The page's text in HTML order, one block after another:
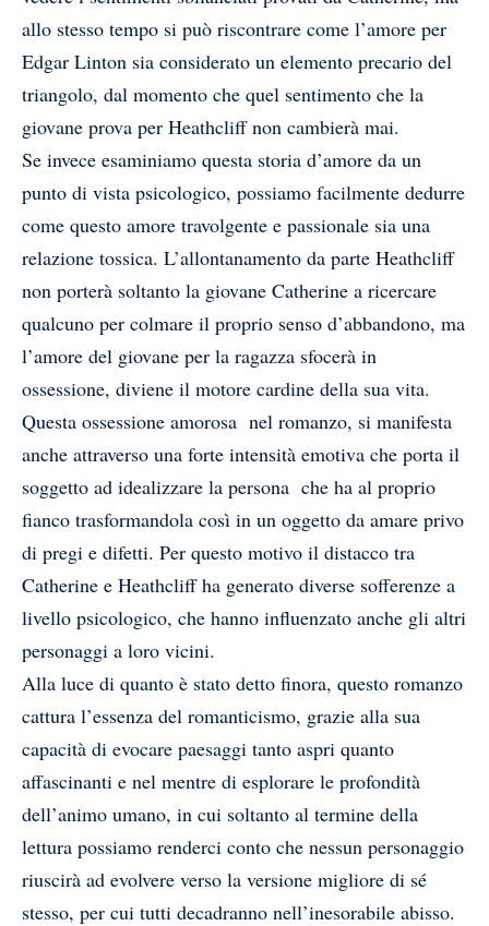
allo stesso tempo si può riscontrare come l’amore per
Edgar Linton sia considerato un elemento precario del
triangolo, dal momento che quel sentimento che la
giovane prova per Heathcliff non cambierà mai.
Se invece esaminiamo questa storia d’amore da un
punto di vista psicologico, possiamo facilmente dedurre
come questo amore travolgente e passionale sia una
relazione tossica. L’allontanamento da parte Heathcliff
non porterà soltanto la giovane Catherine a ricercare
qualcuno per colmare il proprio senso d’abbandono, ma
l’amore del giovane per la ragazza sfocerà in
ossessione, diviene il motore cardine della sua vita.
Questa ossessione amorosa nel romanzo, si manifesta
anche attraverso una forte intensità emotiva che porta il
soggetto ad idealizzare la persona che ha al proprio
fianco trasformandola così in un oggetto da amare privo
di pregi e difetti. Per questo motivo il distacco tra
Catherine e Heathcliff ha generato diverse sofferenze a
livello psicologico, che hanno influenzato anche gli altri
personaggi a loro vicini.
Alla luce di quanto è stato detto finora, questo romanzo
cattura l’essenza del romanticismo, grazie alla sua
capacità di evocare paesaggi tanto aspri quanto
affascinanti e nel mentre di esplorare le profondità
dell’animo umano, in cui soltanto al termine della
lettura possiamo renderci conto che nessun personaggio
riuscirà ad evolvere verso la versione migliore di sé
stesso, per cui tutti decadranno nell’inesorabile abisso.